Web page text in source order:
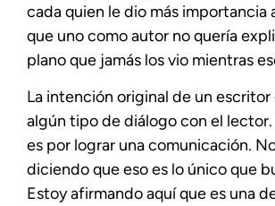
cada quien le dio más importancia
que uno como autor no quería
plano que jamás los vio mientras
La intención original de un escritor
algún tipo de diálogo con el lector.
es por lograr una comunicación.
diciendo que eso es lo único que
Estoy afirmando aquí que es una